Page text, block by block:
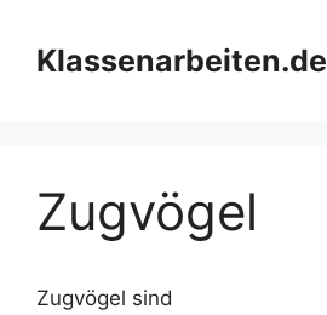
Inhalt
springenKlassenarbeiten.de
Zugvögel
Zugvögel sind